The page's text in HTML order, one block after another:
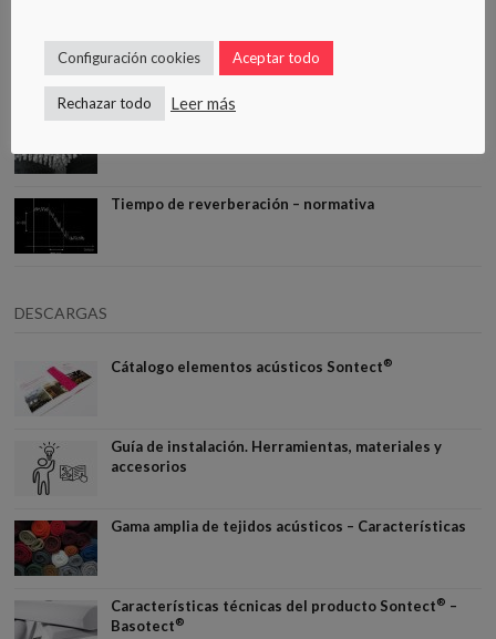
ACONDICIONAMIENTO ACÚSTICO
Aplicación Sontect
Tiempo de reverberación – normativa
DESCARGAS
Cátalogo elementos acústicos Sontect®
Guía de instalación. Herramientas, materiales y
accesorios
Gama amplia de tejidos acústicos – Características
Características técnicas del producto Sontect® –
Basotect®
Configuración cookies Aceptar todo
Rechazar todo Leer más